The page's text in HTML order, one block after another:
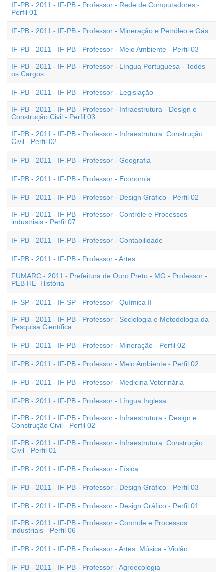
IF-PB - 2011 - IF-PB - Professor - Rede de Computadores -
Perfil 01
IF-PB - 2011 - IF-PB - Professor - Mineração e Petróleo e Gás
IF-PB - 2011 - IF-PB - Professor - Meio Ambiente - Perfil 03
IF-PB - 2011 - IF-PB - Professor - Língua Portuguesa - Todos
os Cargos
IF-PB - 2011 - IF-PB - Professor - Legislação
IF-PB - 2011 - IF-PB - Professor - Infraestrutura - Design e
Construção Civil - Perfil 03
IF-PB - 2011 - IF-PB - Professor - Infraestrutura  Construção
Civil - Perfil 02
IF-PB - 2011 - IF-PB - Professor - Geografia
IF-PB - 2011 - IF-PB - Professor - Economia
IF-PB - 2011 - IF-PB - Professor - Design Gráfico - Perfil 02
IF-PB - 2011 - IF-PB - Professor - Controle e Processos
industriais - Perfil 07
IF-PB - 2011 - IF-PB - Professor - Contabilidade
IF-PB - 2011 - IF-PB - Professor - Artes
FUMARC - 2011 - Prefeitura de Ouro Preto - MG - Professor -
PEB HE  História
IF-SP - 2011 - IF-SP - Professor - Química II
IF-PB - 2011 - IF-PB - Professor - Sociologia e Metodologia da
Pesquisa Científica
IF-PB - 2011 - IF-PB - Professor - Mineração - Perfil 02
IF-PB - 2011 - IF-PB - Professor - Meio Ambiente - Perfil 02
IF-PB - 2011 - IF-PB - Professor - Medicina Veterinária
IF-PB - 2011 - IF-PB - Professor - Língua Inglesa
IF-PB - 2011 - IF-PB - Professor - Infraestrutura - Design e
Construção Civil - Perfil 02
IF-PB - 2011 - IF-PB - Professor - Infraestrutura  Construção
Civil - Perfil 01
IF-PB - 2011 - IF-PB - Professor - Física
IF-PB - 2011 - IF-PB - Professor - Design Gráfico - Perfil 03
IF-PB - 2011 - IF-PB - Professor - Design Gráfico - Perfil 01
IF-PB - 2011 - IF-PB - Professor - Controle e Processos
industriais - Perfil 06
IF-PB - 2011 - IF-PB - Professor - Artes  Música - Violão
IF-PB - 2011 - IF-PB - Professor - Agroecologia